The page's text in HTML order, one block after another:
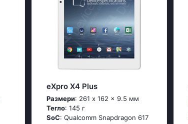
eXpro X4 Plus
Размери: 261 x 162 x 9.5 мм
Тегло: 145 г
SoC: Quаlсоmm Snарdrаgоn 617